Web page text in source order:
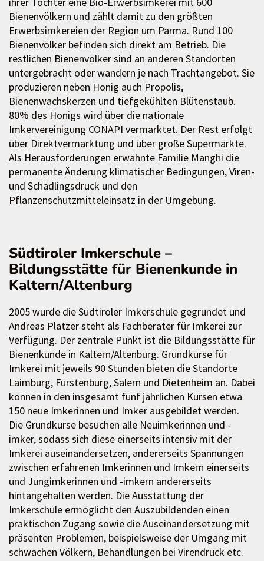
Bienenvölkern und zählt damit zu den größten
Erwerbsimkereien der Region um Parma. Rund 100
Bienenvölker befinden sich direkt am Betrieb. Die
restlichen Bienenvölker sind an anderen Standorten
untergebracht oder wandern je nach Trachtangebot. Sie
produzieren neben Honig auch Propolis,
Bienenwachskerzen und tiefgekühlten Blütenstaub.
80% des Honigs wird über die nationale
Imkervereinigung CONAPI vermarktet. Der Rest erfolgt
über Direktvermarktung und über große Supermärkte.
Als Herausforderungen erwähnte Familie Manghi die
permanente Änderung klimatischer Bedingungen, Viren-
und Schädlingsdruck und den
Pflanzenschutzmitteleinsatz in der Umgebung.
Südtiroler Imkerschule –
Bildungsstätte für Bienenkunde in
Kaltern/Altenburg
2005 wurde die Südtiroler Imkerschule gegründet und
Andreas Platzer steht als Fachberater für Imkerei zur
Verfügung. Der zentrale Punkt ist die Bildungsstätte für
Bienenkunde in Kaltern/Altenburg. Grundkurse für
Imkerei mit jeweils 90 Stunden bieten die Standorte
Laimburg, Fürstenburg, Salern und Dietenheim an. Dabei
können in den insgesamt fünf jährlichen Kursen etwa
150 neue Imkerinnen und Imker ausgebildet werden.
Die Grundkurse besuchen alle Neuimkerinnen und -
imker, sodass sich diese einerseits intensiv mit der
Imkerei auseinandersetzen, andererseits Spannungen
zwischen erfahrenen Imkerinnen und Imkern einerseits
und Jungimkerinnen und -imkern andererseits
hintangehalten werden. Die Ausstattung der
Imkerschule ermöglicht den Auszubildenden einen
praktischen Zugang sowie die Auseinandersetzung mit
präsenten Problemen, beispielsweise der Umgang mit
schwachen Völkern, Behandlungen bei Virendruck etc.